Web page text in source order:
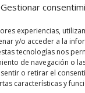
Gestionar
experiencias,
y/o acceder a la
tecnologías nos
de navegación o
o retirar el
características y
Política de
Política de